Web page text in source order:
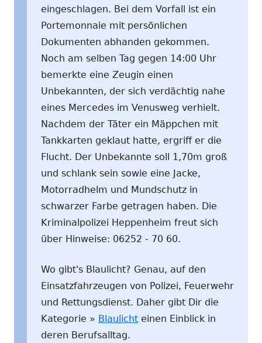
eingeschlagen. Bei dem Vorfall ist ein
Portemonnaie mit persönlichen
Dokumenten abhanden gekommen.
Noch am selben Tag gegen 14:00 Uhr
bemerkte eine Zeugin einen
Unbekannten, der sich verdächtig nahe
eines Mercedes im Venusweg verhielt.
Nachdem der Täter ein Mäppchen mit
Tankkarten geklaut hatte, ergriff er die
Flucht. Der Unbekannte soll 1,70m groß
und schlank sein sowie eine Jacke,
Motorradhelm und Mundschutz in
schwarzer Farbe getragen haben. Die
Kriminalpolizei Heppenheim freut sich
über Hinweise: 06252 - 70 60.
Wo gibt's Blaulicht? Genau, auf den
Einsatzfahrzeugen von Polizei, Feuerwehr
und Rettungsdienst. Daher gibt Dir die
Kategorie » Blaulicht einen Einblick in
deren Berufsalltag.